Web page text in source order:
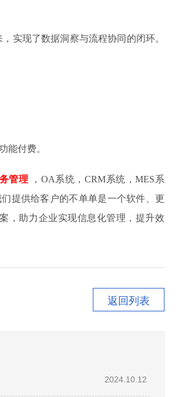
实现了数据洞察与流程协同的闭环。
付费。
管理
，OA系统，CRM系统，MES系
提供给客户的不单单是一个软件、更
，助力企业实现信息化管理，提升效
返回列表
2024.10.12